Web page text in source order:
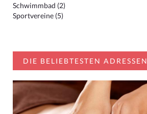
Schwimmbad (2)
Sportvereine (5)
DIE BELIEBTESTEN ADRESSEN